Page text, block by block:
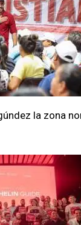
la zona